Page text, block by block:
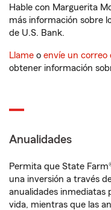
Hable con Marguerita
más información sobre
de U.S. Bank.
Llame o envíe un correo
obtener información
Anualidades
Permita que State
una inversión a través
anualidades inmediatas
vida, mientras que las